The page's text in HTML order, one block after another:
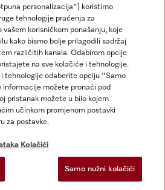
personalizacija") koristimo
tehnologije praćenja za
vašem korisničkom ponašanju, koje
kako bismo bolje prilagodili sadržaj
različitih kanala. Odabirom opcije
na sve kolačiće i tehnologije.
tehnologije odaberite opciju "Samo
možete pronaći pod
pristanak možete u bilo kojem
učinkom promjenom postavki
za postavke.
Kolačići
Samo nužni kolačići